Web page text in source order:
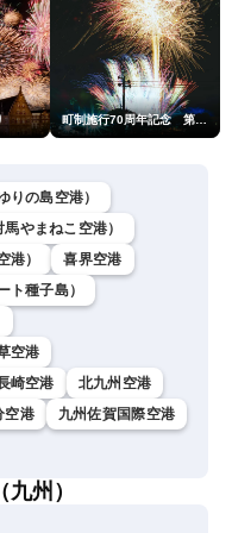
りの島空港）
やまねこ空港）
港）
喜界空港
ト種子島）
空港
崎空港
北九州空港
空港
九州佐賀国際空港
州）